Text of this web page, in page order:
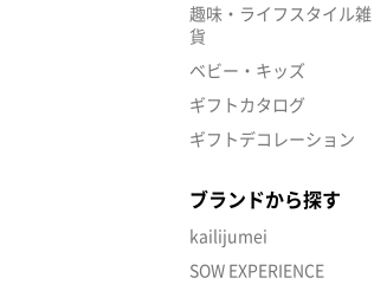
趣味・ライフスタイル雑
貨
ベビー・キッズ
ギフトカタログ
ギフトデコレーション
ブランドから探す
kailijumei
SOW EXPERIENCE